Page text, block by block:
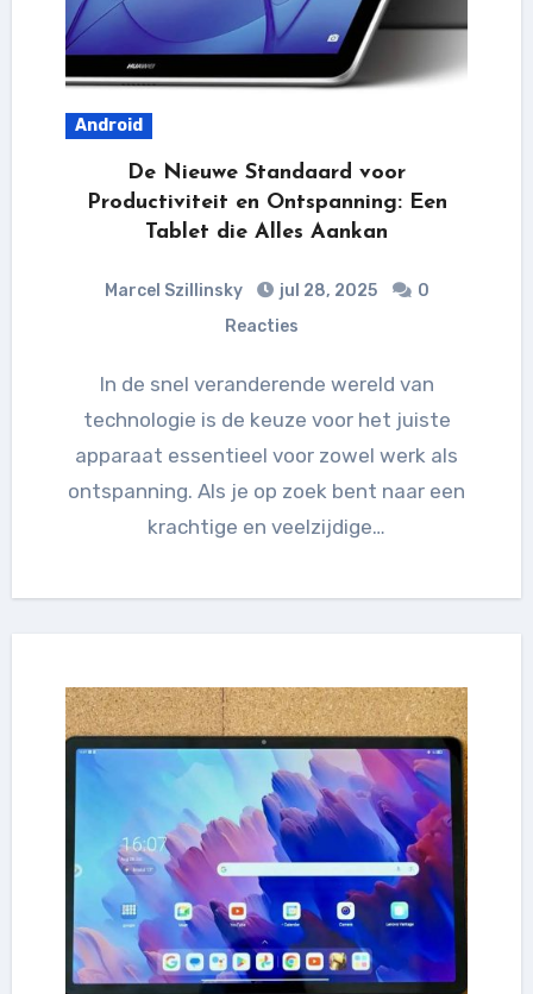
Android
De Nieuwe Standaard voor
Productiviteit en Ontspanning: Een
Tablet die Alles Aankan
Marcel Szillinsky jul 28, 2025
0
Reacties
In de snel veranderende wereld van
technologie is de keuze voor het juiste
apparaat essentieel voor zowel werk als
ontspanning. Als je op zoek bent naar een
krachtige en veelzijdige…